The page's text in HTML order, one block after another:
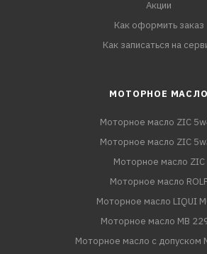
Акции
Как оформить заказ
Как записаться на
МОТОРНОЕ МАСЛО
Моторное масло ZIC
Моторное масло ZIC
Моторное масло ZIC
Моторное масло
Моторное масло LIQUI
Моторное масло MB
Моторное масло с допуском